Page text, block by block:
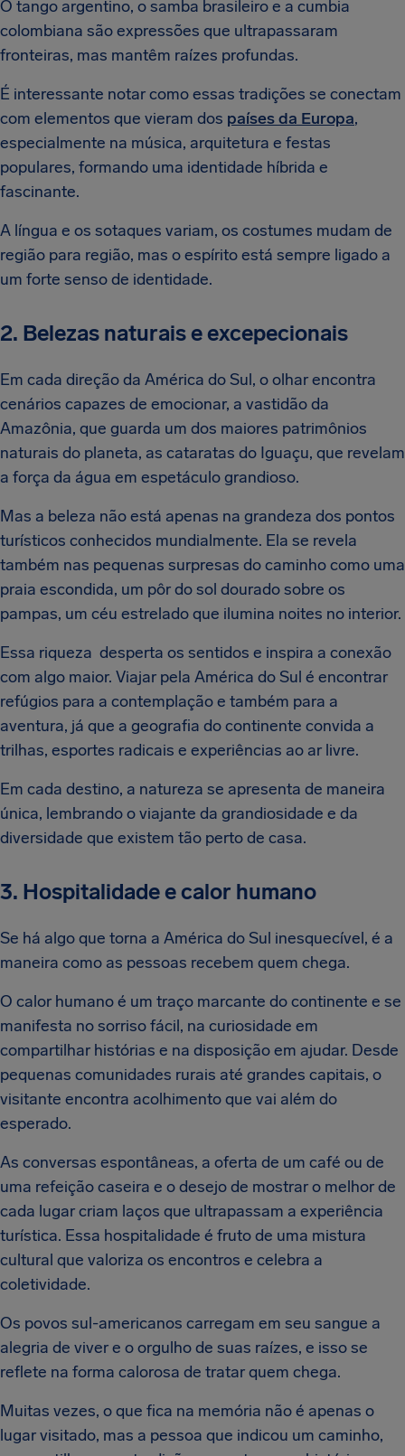
O tango argentino, o samba brasileiro e a cumbia
colombiana são expressões que ultrapassaram
fronteiras, mas mantêm raízes profundas.
É interessante notar como essas tradições se conectam
com elementos que vieram dos países da Europa,
especialmente na música, arquitetura e festas
populares, formando uma identidade híbrida e
fascinante.
A língua e os sotaques variam, os costumes mudam de
região para região, mas o espírito está sempre ligado a
um forte senso de identidade.
2. Belezas naturais e excepecionais
Em cada direção da América do Sul, o olhar encontra
cenários capazes de emocionar, a vastidão da
Amazônia, que guarda um dos maiores patrimônios
naturais do planeta, as cataratas do Iguaçu, que revelam
a força da água em espetáculo grandioso.
Mas a beleza não está apenas na grandeza dos pontos
turísticos conhecidos mundialmente. Ela se revela
também nas pequenas surpresas do caminho como uma
praia escondida, um pôr do sol dourado sobre os
pampas, um céu estrelado que ilumina noites no interior.
Essa riqueza desperta os sentidos e inspira a conexão
com algo maior. Viajar pela América do Sul é encontrar
refúgios para a contemplação e também para a
aventura, já que a geografia do continente convida a
trilhas, esportes radicais e experiências ao ar livre.
Em cada destino, a natureza se apresenta de maneira
única, lembrando o viajante da grandiosidade e da
diversidade que existem tão perto de casa.
3. Hospitalidade e calor humano
Se há algo que torna a América do Sul inesquecível, é a
maneira como as pessoas recebem quem chega.
O calor humano é um traço marcante do continente e se
manifesta no sorriso fácil, na curiosidade em
compartilhar histórias e na disposição em ajudar. Desde
pequenas comunidades rurais até grandes capitais, o
visitante encontra acolhimento que vai além do
esperado.
As conversas espontâneas, a oferta de um café ou de
uma refeição caseira e o desejo de mostrar o melhor de
cada lugar criam laços que ultrapassam a experiência
turística. Essa hospitalidade é fruto de uma mistura
cultural que valoriza os encontros e celebra a
coletividade.
Os povos sul-americanos carregam em seu sangue a
alegria de viver e o orgulho de suas raízes, e isso se
reflete na forma calorosa de tratar quem chega.
Muitas vezes, o que fica na memória não é apenas o
lugar visitado, mas a pessoa que indicou um caminho,